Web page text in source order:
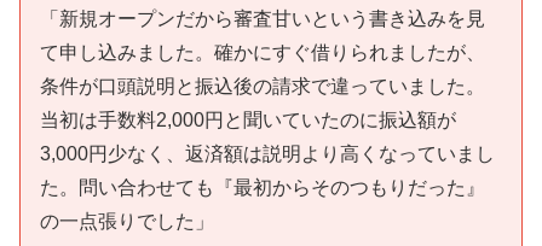
「新規オープンだから審査甘いという書き込みを見
て申し込みました。確かにすぐ借りられましたが、
条件が口頭説明と振込後の請求で違っていました。
当初は手数料2,000円と聞いていたのに振込額が
3,000円少なく、返済額は説明より高くなっていまし
た。問い合わせても『最初からそのつもりだった』
の一点張りでした」